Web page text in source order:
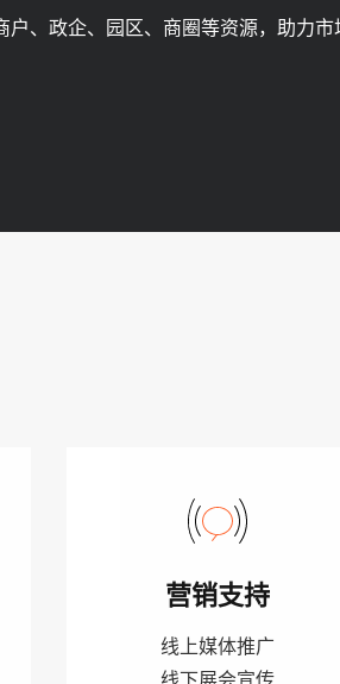
户、政企、园区、商圈等资源，助力市
营销支持
线上媒体推广